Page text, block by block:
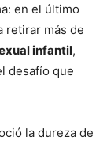
en el último
retirar más de
infantil,
desafío que
la dureza de